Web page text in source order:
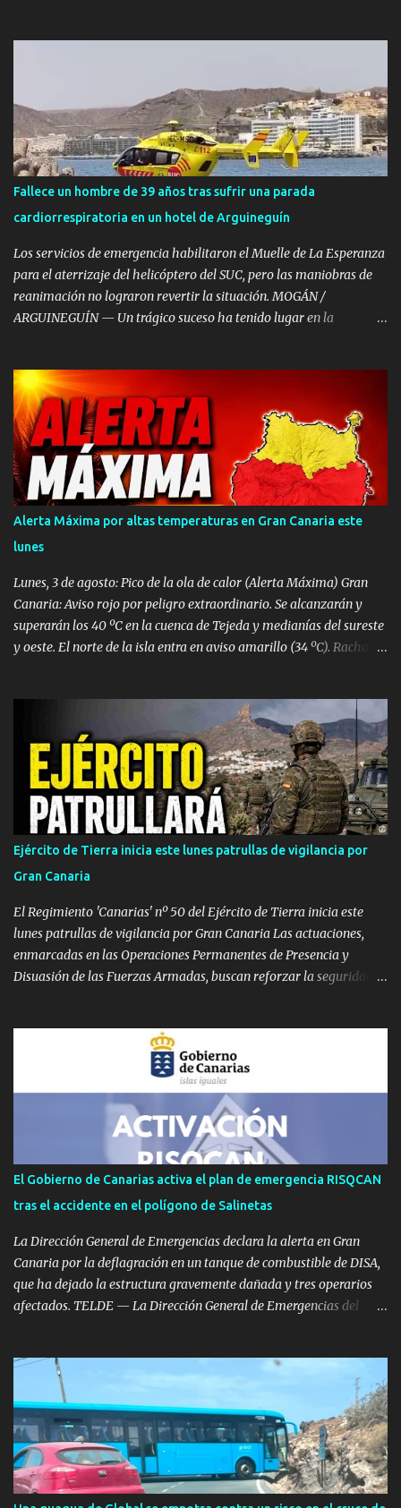
accidente de emergencia se desencadenó poco después de las 12:00
horas en la zona de los tanques situados tras el supermercado
Mercadona. Las primeras llamadas de alerta recibidas en el
Centro Coordinador de Emergencias y Seguridad (CECOES) 1-1-2
informaban de una posible implosión seguida de deflagración
mientras varios operarios realizaban trabajos en la parte superior
del depósito. A consecuencia de la onda expansiva, los trabajadores
quedaron suspendidos de sus arneses de seg...
Fallece un hombre de 39 años tras sufrir una parada
cardiorrespiratoria en un hotel de Arguineguín
Los servicios de emergencia habilitaron el Muelle de La Esperanza
para el aterrizaje del helicóptero del SUC, pero las maniobras de
reanimación no lograron revertir la situación. MOGÁN /
ARGUINEGUÍN — Un trágico suceso ha tenido lugar en la
sufrir una parada cardiorrespiratoria en el Hotel Dorado Beach. A
pesar de la rápida intervención y del amplio despliegue de
recursos de emergencias desplazados hasta el establecimiento
hotelero, las intensas maniobras de reanimación cardiopulmonar
practicadas no lograron revertir el cuadro, confirmándose
finalmente su fallecimiento. Operativo aéreo en el Muelle de La
Esperanza Ante la gravedad del incidente, la sala operativa del
Centro Coordinador de Emergencias y Seguridad (CECOES) 112
movilizó de inmediato un dispositivo de máxima urgencia que
incluyó el helicóptero medicalizado del Servicio de Urgencias
Canario (SUC) junto a...
Alerta Máxima por altas temperaturas en Gran Canaria este
lunes
Lunes, 3 de agosto: Pico de la ola de calor (Alerta Máxima) Gran
Canaria: Aviso rojo por peligro extraordinario. Se alcanzarán y
superarán los 40 ºC en la cuenca de Tejeda y medianías del sureste
y oeste. El norte de la isla entra en aviso amarillo (34 ºC). Rachas
(medianías y costas). Avisos amarillos de 34 ºC a 35 ºC en el área
metropolitana y norte. Lanzarote, Fuerteventura, La Palma, La
Gomera y El Hierro: Avisos amarillos generalizados por máximas
de 35 ºC (con picos de 37 ºC). Vientos de hasta 70-80 km/h en La
Gomera y Lanzarote. Densa calima en altura. Martes, 4 de agosto:
Calor extremo persistente en Gran Canaria y La Palma Gran
Canaria: Mantiene el aviso naranja con máximas de 39 ºC ,
pudiendo rebasar de nuevo los 40 ºC en Tejeda y medianías.
Viento moderado con rachas de 70 km/h. La Palma: Sube el nivel a
aviso naranja. Temperaturas de 37 ºC en cu...
Ejército de Tierra inicia este lunes patrullas de vigilancia por
Gran Canaria
El Regimiento 'Canarias' nº 50 del Ejército de Tierra inicia este
lunes patrullas de vigilancia por Gran Canaria Las actuaciones,
enmarcadas en las Operaciones Permanentes de Presencia y
Disuasión de las Fuerzas Armadas, buscan reforzar la seguridad
Infantería 'Canarias' nº 50 , perteneciente a la Brigada 'Canarias'
XVI (BRICAN XVI), han comenzado este lunes, 3 de agosto, un
despliegue operativo en la isla de Gran Canaria. Las labores de
vigilancia se llevarán a cabo mediante patrullas tanto a pie como
en vehículos. Según ha informado el Mando de Canarias en un
comunicado oficial, estas maniobras tienen como meta principal
reforzar la vigilancia territorial, ejercer un efecto disuasorio y
garantizar la seguridad en los espacios terrestres bajo soberanía
nacional dentro de la isla. Operaciones Permanentes en tiempo de
paz Estas ac...
El Gobierno de Canarias activa el plan de emergencia RISQCAN
tras el accidente en el polígono de Salinetas
La Dirección General de Emergencias declara la alerta en Gran
Canaria por la deflagración en un tanque de combustible de DISA,
que ha dejado la estructura gravemente dañada y tres operarios
afectados. TELDE — La Dirección General de Emergencias del
riesgo de accidentes graves en los que intervengan sustancias
peligrosas (RISQCAN). La medida se ha tomado tras la grave
deflagración registrada este miércoles en el Polígono Industrial de
Salinetas, en el municipio de Telde. La activación del plan responde
a la necesidad de coordinar el seguimiento del incidente y
supervisar las medidas de seguridad exteriores al tratarse de una
instalación de almacenamiento de hidrocarburos. Deflagración en